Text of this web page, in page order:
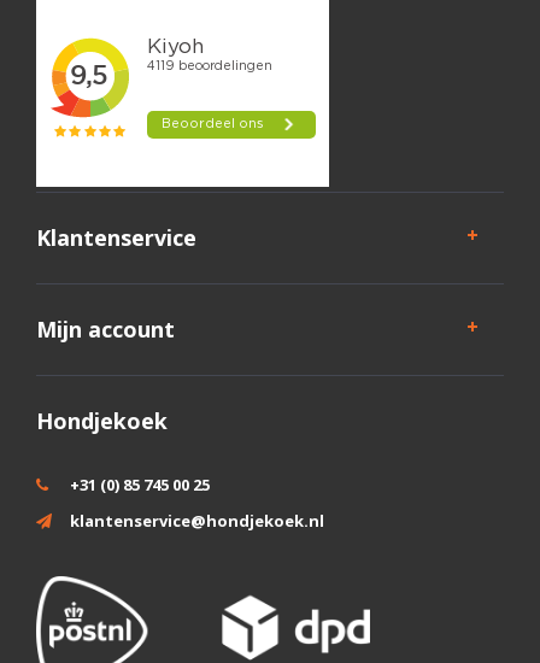
Klantenservice
Mijn account
Hondjekoek
+31 (0) 85 745 00 25
klantenservice@hondjekoek.nl